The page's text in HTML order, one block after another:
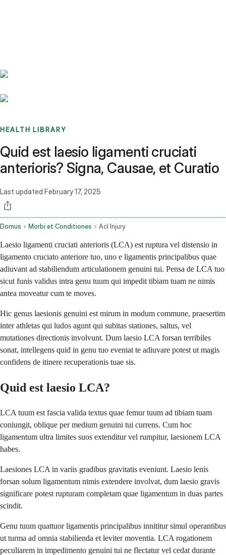
HEALTH LIBRARY
Quid est laesio ligamenti cruciati
anterioris? Signa, Causae, et Curatio
Last updated February 17, 2025
Domus Morbi et Conditiones Acl Injury
Laesio ligamenti cruciati anterioris (LCA) est ruptura vel distensio in
ligamento cruciato anteriore tuo, uno e ligamentis principalibus quae
adiuvant ad stabiliendum articulationem genuini tui. Pensa de LCA tuo
sicut funis validus intra genu tuum qui impedit tibiam tuam ne nimis
antea moveatur cum te moves.
Hic genus laesionis genuini est mirum in modum commune, praesertim
inter athletas qui ludos agunt qui subitas stationes, saltus, vel
mutationes directionis involvunt. Dum laesio LCA forsan terribiles
sonat, intellegens quid in genu tuo eveniat te adiuvare potest ut magis
confidens de itinere recuperationis tuae sis.
Quid est laesio LCA?
LCA tuum est fascia valida textus quae femur tuum ad tibiam tuam
coniungit, oblique per medium genuini tui currens. Cum hoc
ligamentum ultra limites suos extenditur vel rumpitur, laesionem LCA
habes.
Laesiones LCA in variis gradibus gravitatis eveniunt. Laesio lenis
forsan solum ligamentum nimis extendere involvat, dum laesio gravis
significare potest rupturam completam quae ligamentum in duas partes
scindit.
Genu tuum quattuor ligamentis principalibus innititur simul operantibus
ut turma ad omnia stabilienda et leviter moventia. LCA rogationem
peculiarem in impedimento genuini tui ne flectatur vel cedat durante